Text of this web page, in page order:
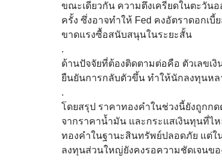
ขณะเดียวกัน ความตึงเครียดในตะวัน
ครั้ง ซึ่งอาจทำให้ Fed คงอัตราดอกเ
ขาดแรงซื้อสนับสนุนในระยะสั้น
.
ด้านปัจจัยที่ต้องติดตามต่อคือ ตัวเลขเ
ยืนยันการกลับตัวขึ้น ทำให้นักลงทุนหล
.
โดยสรุป ราคาทองคำในช่วงนี้ยังถูกกด
จากราคาน้ำมัน และกระแสเงินทุนที่ไ
ทองคำในฐานะสินทรัพย์ปลอดภัย แต่ใ
ลงทุนส่วนใหญ่ยังคงรอความชัดเจนข